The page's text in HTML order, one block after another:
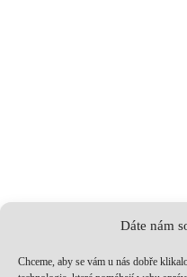
Dáte nám
Chceme, aby se vám u nás dobře